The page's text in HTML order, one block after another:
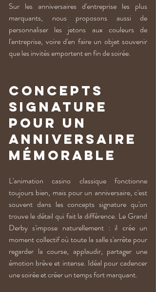
Sur les anniversaires d'entreprise les plus
marquants, nous proposons aussi de
personnaliser les jetons aux couleurs de
l'entreprise, voire d'en faire un objet souvenir
que les invités emportent en fin de soirée.
Concepts
signature
pour un
anniversaire
mémorable
L'animation casino classique fonctionne
toujours bien, mais pour un anniversaire, c'est
souvent dans les concepts signature qu'on
trouve le détail qui fait la différence. Le Grand
Derby s'impose naturellement : il crée un
moment collectif où toute la salle s'arrête pour
regarder la course, applaudir, partager une
émotion brève et intense. Idéal pour cadencer
une soirée et créer un temps fort marquant.